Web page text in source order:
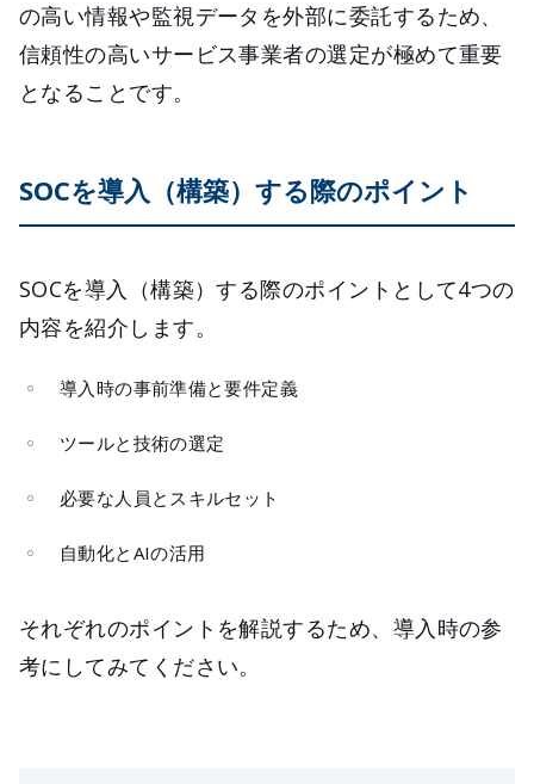
の高い情報や監視データを外部に委託するため、
信頼性の高いサービス事業者の選定が極めて重要
となることです。
SOCを導入（構築）する際のポイント
SOCを導入（構築）する際のポイントとして4つの
内容を紹介します。
導入時の事前準備と要件定義
ツールと技術の選定
必要な人員とスキルセット
自動化とAIの活用
それぞれのポイントを解説するため、導入時の参
考にしてみてください。